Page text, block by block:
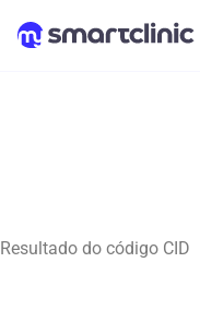
Resultado do código CID